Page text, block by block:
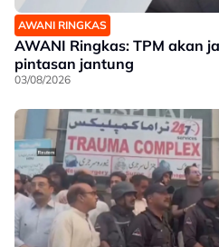
AWANI RINGKAS
AWANI Ringkas: TPM akan
pintasan jantung
03/08/2026